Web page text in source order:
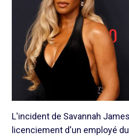
L'incident de Savannah
licenciement d'un employé